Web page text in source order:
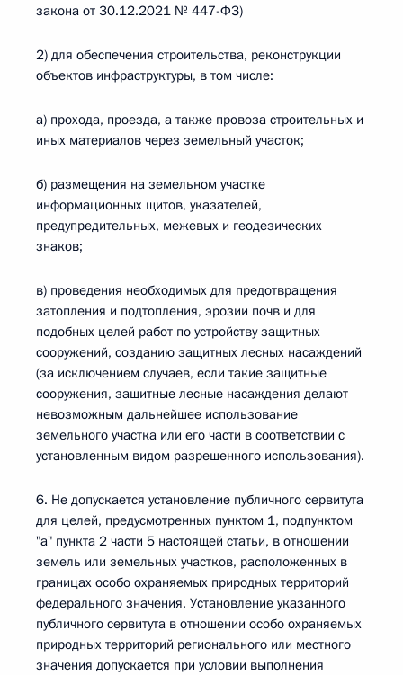
закона от 30.12.2021 № 447-ФЗ)
2) для обеспечения строительства, реконструкции
объектов инфраструктуры, в том числе:
а) прохода, проезда, а также провоза строительных и
иных материалов через земельный участок;
б) размещения на земельном участке
информационных щитов, указателей,
предупредительных, межевых и геодезических
знаков;
в) проведения необходимых для предотвращения
затопления и подтопления, эрозии почв и для
подобных целей работ по устройству защитных
сооружений, созданию защитных лесных насаждений
(за исключением случаев, если такие защитные
сооружения, защитные лесные насаждения делают
невозможным дальнейшее использование
земельного участка или его части в соответствии с
установленным видом разрешенного использования).
6. Не допускается установление публичного сервитута
для целей, предусмотренных пунктом 1, подпунктом
"а" пункта 2 части 5 настоящей статьи, в отношении
земель или земельных участков, расположенных в
границах особо охраняемых природных территорий
федерального значения. Установление указанного
публичного сервитута в отношении особо охраняемых
природных территорий регионального или местного
значения допускается при условии выполнения